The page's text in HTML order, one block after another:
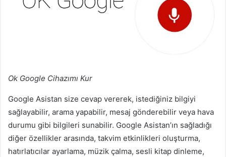
Ok Google Cihazımı Kur
Google Asistan size cevap vererek, istediğiniz bilgiyi
sağlayabilir, arama yapabilir, mesaj gönderebilir veya hava
durumu gibi bilgileri sunabilir. Google Asistan’ın sağladığı
diğer özellikler arasında, takvim etkinlikleri oluşturma,
hatırlatıcılar ayarlama, müzik çalma, sesli kitap dinleme,